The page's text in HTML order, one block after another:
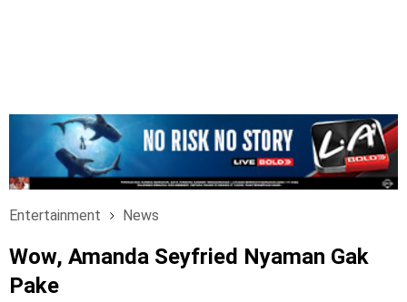
Entertainment News
Wow, Amanda Seyfried Nyaman Gak
Pake